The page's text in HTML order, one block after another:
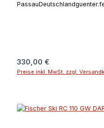
Regulärer Preis:
330,00 €
Preise inkl. MwSt. zzgl.